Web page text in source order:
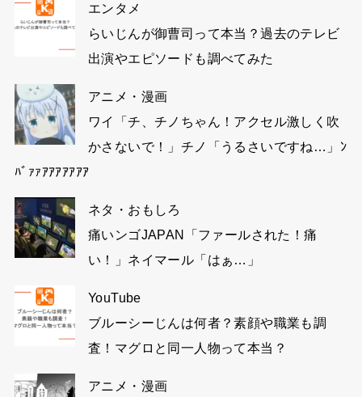
エンタメ
らいじんが御曹司って本当？過去のテレビ
出演やエピソードも調べてみた
アニメ・漫画
ワイ「チ、チノちゃん！アクセル激しく吹
かさないで！」チノ「うるさいですね…」ﾝ
ﾊﾞｧｧｱｱｱｱｱｱｱ
ネタ・おもしろ
痛いンゴJAPAN「ファールされた！痛
い！」ネイマール「はぁ…」
YouTube
ブルーシーじんは何者？素顔や職業も調
査！マグロと同一人物って本当？
アニメ・漫画